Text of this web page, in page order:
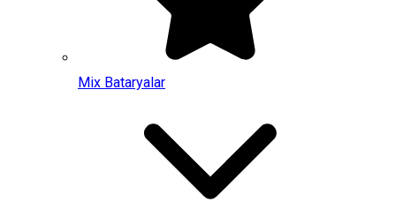
Mix Bataryalar